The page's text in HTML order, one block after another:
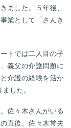
ました。５年後、
業として「さんき
トでは二人目の子
義父の介護問題に
介護の経験を活か
した。
佐々木さんがいる
直後、佐々木常夫